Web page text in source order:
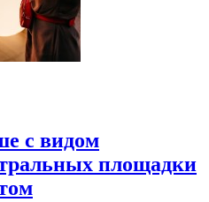
с видом
площадки